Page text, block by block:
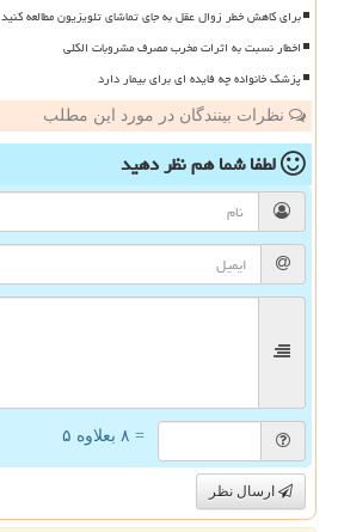
برای کاهش خطر زوال عقل به جای تماشای تلویزیون مطالعه کنید
اخطار نسبت به اثرات مخرب مصرف مشروبات الکلی
پزشک خانواده چه فایده ای برای بیمار دارد
نظرات بینندگان در مورد این مطلب
لطفا شما همنظر دهید
= ۸ بعلاوه ۵
ارسال نظر